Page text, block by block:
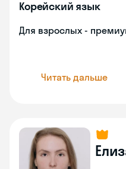
Корейский язык
Для взрослых -
Читать дальше